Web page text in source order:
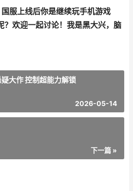
服上线后你是继续玩手机游戏
？欢迎一起讨论！我是黑大兴，脑
大作 控制超能力解锁
2026-05-14
下一篇 »